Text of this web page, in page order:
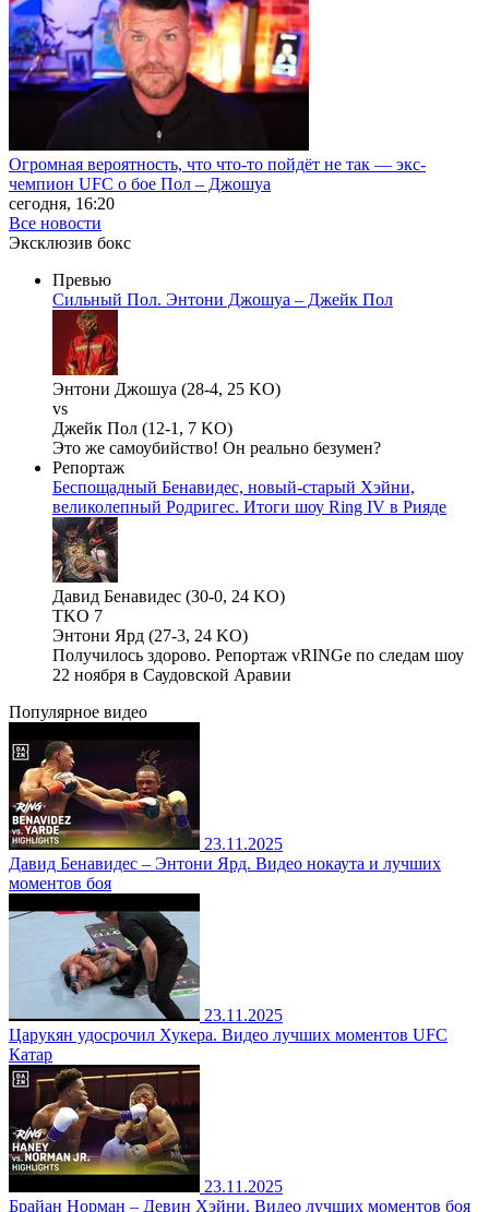
Огромная вероятность, что что-то пойдёт не так — экс-
чемпион UFC о бое Пол – Джошуа
сегодня, 16:20
Все новости
Эксклюзив бокс
Превью
Сильный Пол. Энтони Джошуа – Джейк Пол
Энтони Джошуа (28-4, 25 KO)
vs
Джейк Пол (12-1, 7 KO)
Это же самоубийство! Он реально безумен?
Репортаж
Беспощадный Бенавидес, новый-старый Хэйни,
великолепный Родригес. Итоги шоу Ring IV в Рияде
Давид Бенавидес (30-0, 24 KO)
TKO 7
Энтони Ярд (27-3, 24 KO)
Получилось здорово. Репортаж vRINGe по следам шоу
22 ноября в Саудовской Аравии
Популярное видео
23.11.2025
Давид Бенавидес – Энтони Ярд. Видео нокаута и лучших
моментов боя
23.11.2025
Царукян удосрочил Хукера. Видео лучших моментов UFC
Катар
23.11.2025
Брайан Норман – Девин Хэйни. Видео лучших моментов боя